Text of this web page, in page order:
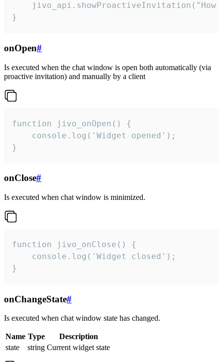
jivo_api.showProactiveInvitation("How
}
onOpen#
Is executed when the chat window is open both automatically (via
proactive invitation) and manually by a client
function jivo_onOpen() {
    console.log('Widget opened');
}
onClose#
Is executed when chat window is minimized.
function jivo_onClose() {
    console.log('Widget closed');
}
onChangeState#
Is executed when chat window state has changed.
Name Type
Description
state
string Current widget state